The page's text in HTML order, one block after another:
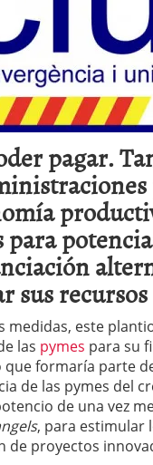
errores
abril 10, 2025
pagar.
para
sus
medidas, este
las pymes para su
que formaría parte
de las pymes del
de una vez
, para estimular
de proyectos